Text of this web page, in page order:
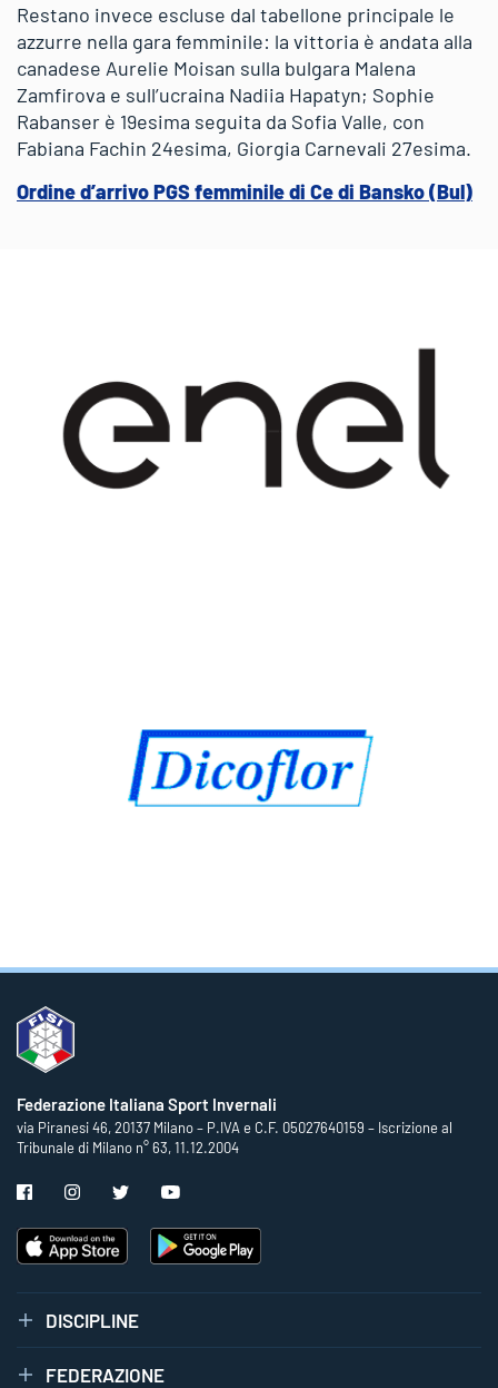
Restano invece escluse dal tabellone principale le
azzurre nella gara femminile: la vittoria è andata alla
canadese Aurelie Moisan sulla bulgara Malena
Zamfirova e sull’ucraina Nadiia Hapatyn; Sophie
Rabanser è 19esima seguita da Sofia Valle, con
Fabiana Fachin 24esima, Giorgia Carnevali 27esima.
Ordine d’arrivo PGS femminile di Ce di Bansko (Bul)
Federazione Italiana Sport Invernali
via Piranesi 46, 20137 Milano – P.IVA e C.F. 05027640159 – Iscrizione al
Tribunale di Milano n° 63, 11.12.2004
DISCIPLINE
FEDERAZIONE